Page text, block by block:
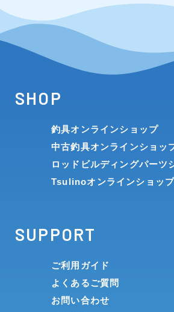
SHOP
釣具オンラインショップ
中古釣具オンラインショッ
ロッドビルディングパーツ
Tsulinoオンラインショップ
SUPPORT
ご利用ガイド
よくあるご質問
お問い合わせ